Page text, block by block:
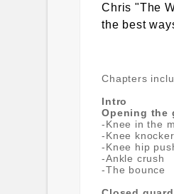
Chris "The
the best
Chapters
Intro
Opening the
-Knee in the
-Knee knocker
-Knee hip
-Ankle crush
-The bounce